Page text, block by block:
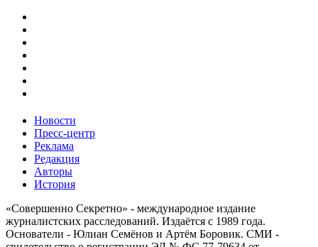
Новости
Пресс-центр
Реклама
Редакция
Авторы
История
«Совершенно Секретно» - международное издание
журналистских расследований. Издаётся с 1989 года.
Основатели - Юлиан Семёнов и Артём Боровик. CМИ -